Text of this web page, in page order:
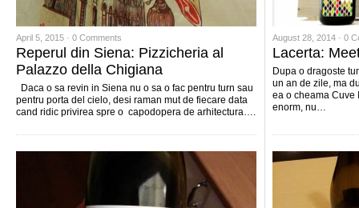
April 5, 2015 · 0 Comments
Reperul din Siena: Pizzicheria al
Palazzo della Chigiana
Daca o sa revin in Siena nu o sa o fac pentru turn sau
pentru porta del cielo, desi raman mut de fiecare data
cand ridic privirea spre o capodopera de arhitectura….
August 28, 2014 · 0
Lacerta:
Dupa o dragoste
un an de zile, ma
ea o cheama Cuve
enorm, nu…